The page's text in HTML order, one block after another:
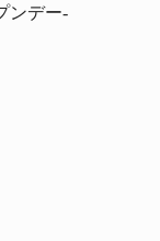
ンデー-